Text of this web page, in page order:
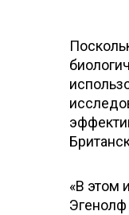
«В этом